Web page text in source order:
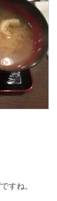
ですね。